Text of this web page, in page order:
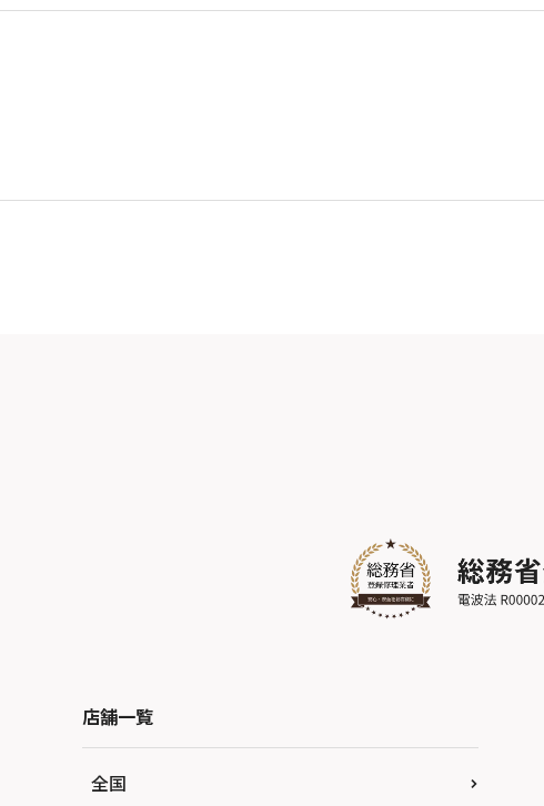
店舗一覧
全国